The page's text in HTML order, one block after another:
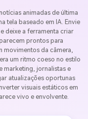
animadas de última
tela baseado em IA. Envie
deixe a ferramenta criar
prontos para
movimentos da câmera,
um ritmo coeso no estilo
marketing, jornalistas e
atualizações oportunas
visuais estáticos em
vivo e envolvente.